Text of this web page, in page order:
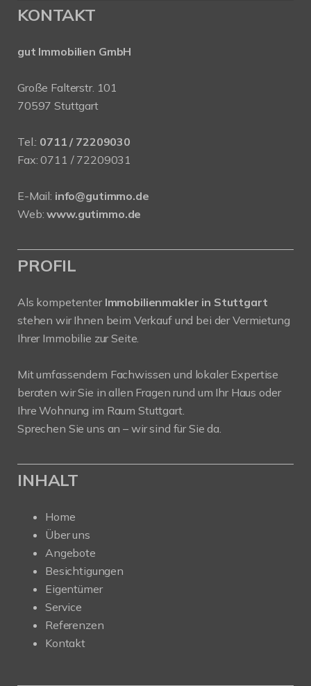
KONTAKT
gut Immobilien GmbH
Große Falterstr. 101
70597 Stuttgart
Tel.: 0711 / 72209030
Fax: 0711 / 72209031
E-Mail: info@gutimmo.de
Web:www.gutimmo.de
PROFIL
Als kompetenter Immobilienmakler in Stuttgart
stehen wir Ihnen beim Verkauf und bei der Vermietung
Ihrer Immobilie zur Seite.
Mit umfassendem Fachwissen und lokaler Expertise
beraten wir Sie in allen Fragen rund um Ihr Haus oder
Ihre Wohnung im Raum Stuttgart.
Sprechen Sie uns an – wir sind für Sie da.
INHALT
Home
Über uns
Angebote
Besichtigungen
Eigentümer
Service
Referenzen
Kontakt